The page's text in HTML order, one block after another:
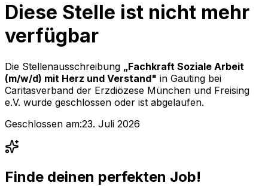
Diese Stelle ist nicht mehr
verfügbar
Die Stellenausschreibung „Fachkraft Soziale Arbeit
(m/w/d) mit Herz und Verstand" in Gauting bei
Caritasverband der Erzdiözese München und Freising
e.V. wurde geschlossen oder ist abgelaufen.
Geschlossen am:23. Juli 2026
Finde deinen perfekten Job!